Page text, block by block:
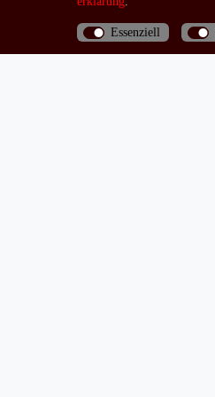
Essenziell